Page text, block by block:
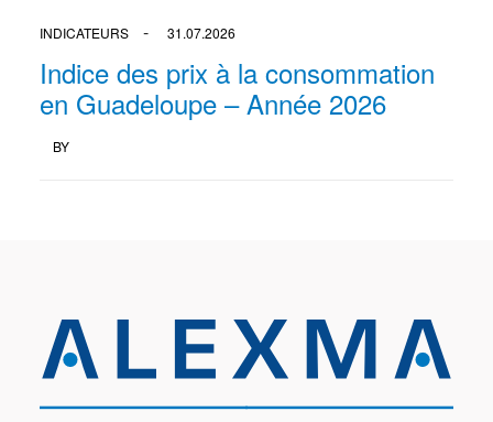
INDICATEURS 31.07.2026
Indice des prix à la consommation
en Guadeloupe – Année 2026
BY